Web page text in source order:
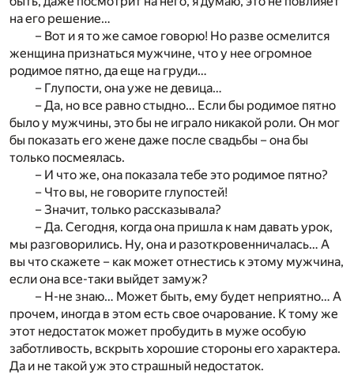
на его решение…
– Вот и я то же самое говорю! Но разве осмелится
женщина признаться мужчине, что у нее огромное
родимое пятно, да еще на груди…
– Глупости, она уже не девица…
– Да, но все равно стыдно… Если бы родимое пятно
было у мужчины, это бы не играло никакой роли. Он мог
бы показать его жене даже после свадьбы – она бы
только посмеялась.
– И что же, она показала тебе это родимое пятно?
– Что вы, не говорите глупостей!
– Значит, только рассказывала?
– Да. Сегодня, когда она пришла к нам давать урок,
мы разговорились. Ну, она и разоткровенничалась… А
вы что скажете – как может отнестись к этому мужчина,
если она все-таки выйдет замуж?
– Н-не знаю… Может быть, ему будет неприятно… А
прочем, иногда в этом есть свое очарование. К тому же
этот недостаток может пробудить в муже особую
заботливость, вскрыть хорошие стороны его характера.
Да и не такой уж это страшный недостаток.